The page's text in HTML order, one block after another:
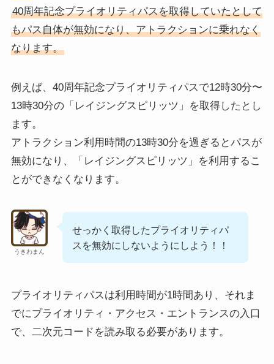
40周年記念プライオリティパスを取得していたとして
もパス自体が無効になり、アトラクションに乗れなく
なります。
例えば、40周年記念プライオリティパスで12時30分〜
13時30分の「レイジングスピリッツ」を取得したとし
ます。
アトラクション利用時間の13時30分を過ぎるとパスが
無効になり、「レイジングスピリッツ」を利用するこ
とができなくなります。
うきわまん
せっかく取得したプライオリティパ
スを無効にしないようにしよう！！
プライオリティパスは利用時間が1時間あり、それま
でにプライオリティ・アクセス・エントランスの入口
で、二次元コードを読み取る必要があります。